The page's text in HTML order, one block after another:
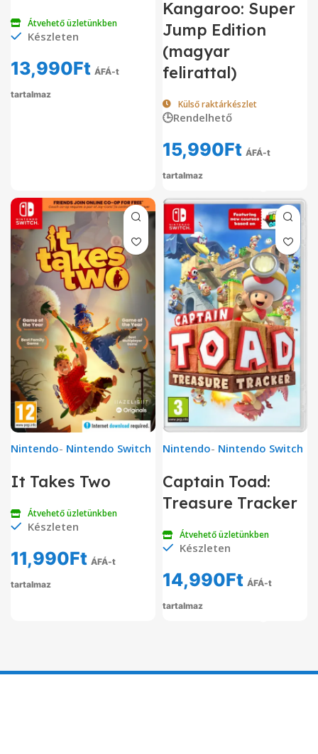
Átvehető üzletünkben
Készleten
13,990Ft ÁFÁ-t
tartalmaz
Kangaroo: Super
Jump Edition
(magyar
felirattal)
Külső raktárkészlet
🕒Rendelhető
15,990Ft ÁFÁ-t
tartalmaz
Nintendo- Nintendo Switch
It Takes Two
Átvehető üzletünkben
Készleten
11,990Ft ÁFÁ-t
tartalmaz
Nintendo- Nintendo Switch
Captain Toad:
Treasure Tracker
Átvehető üzletünkben
Készleten
14,990Ft ÁFÁ-t
tartalmaz